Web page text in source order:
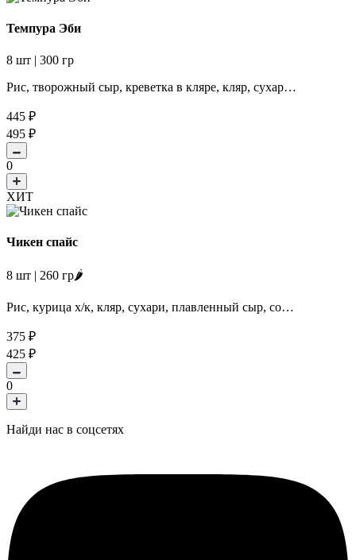
Темпура Эби
8 шт | 300 гр
Рис, творожный сыр, креветка в кляре, кляр, сухар…
445 ₽
495 ₽
0
ХИТ
Чикен спайс
8 шт | 260 гр🌶️
Рис, курица х/к, кляр, сухари, плавленный сыр, со…
375 ₽
425 ₽
0
Найди нас в соцсетях